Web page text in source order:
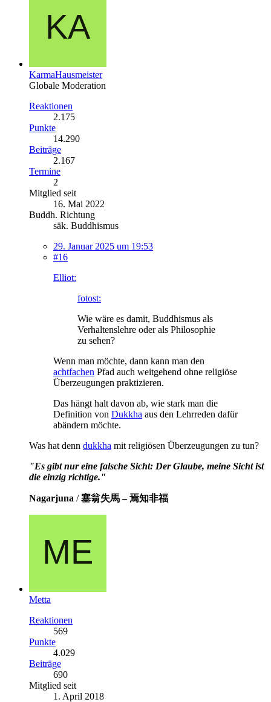
KarmaHausmeister
Globale Moderation
Reaktionen
2.175
Punkte
14.290
Beiträge
2.167
Termine
2
Mitglied seit
16. Mai 2022
Buddh. Richtung
säk. Buddhismus
29. Januar 2025 um 19:53
#16
Elliot:
fotost:
Wie wäre es damit, Buddhismus als
Verhaltenslehre oder als Philosophie
zu sehen?
Wenn man möchte, dann kann man den
achtfachen Pfad auch weitgehend ohne religiöse
Überzeugungen praktizieren.
Das hängt halt davon ab, wie stark man die
Definition von Dukkha aus den Lehrreden dafür
abändern möchte.
Was hat denn dukkha mit religiösen Überzeugungen zu tun?
"Es gibt nur eine falsche Sicht: Der Glaube, meine Sicht ist
die einzig richtige."
Nagarjuna /塞翁失馬 – 焉知非福
Metta
Reaktionen
569
Punkte
4.029
Beiträge
690
Mitglied seit
1. April 2018